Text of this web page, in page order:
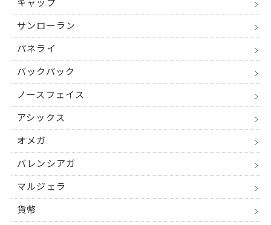
キャップ
サンローラン
パネライ
バックパック
ノースフェイス
アシックス
オメガ
バレンシアガ
マルジェラ
貨幣